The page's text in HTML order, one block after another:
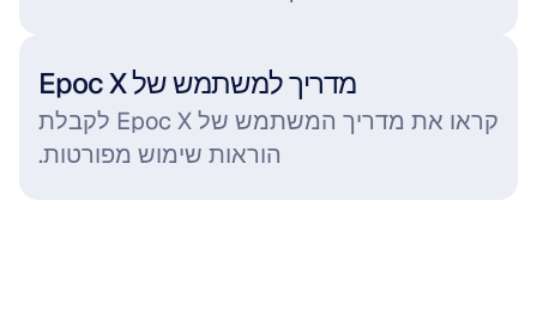
מדריך למשתמש של Epoc X
הוראות שימוש מפורטות.